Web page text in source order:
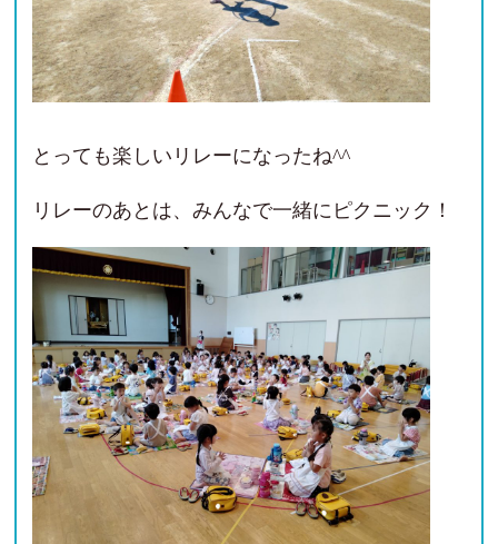
とっても楽しいリレーになったね^^
リレーのあとは、みんなで一緒にピクニック！